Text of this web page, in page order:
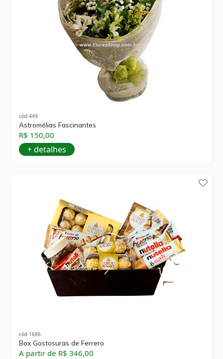
cód 449
Astromélias Fascinantes
R$ 150,00
+ detalhes
cód 1686
Box Gostosuras de Ferrero
A partir de R$ 346,00